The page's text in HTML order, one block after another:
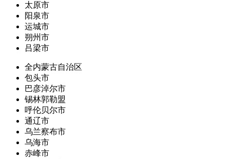
太原市
阳泉市
运城市
朔州市
吕梁市
全内蒙古自治区
包头市
巴彦淖尔市
锡林郭勒盟
呼伦贝尔市
通辽市
乌兰察布市
乌海市
赤峰市